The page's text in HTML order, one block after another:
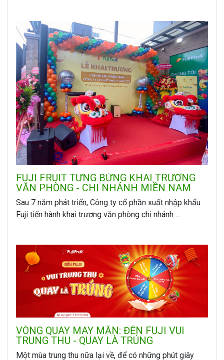
FUJI FRUIT TƯNG BỪNG KHAI TRƯƠNG
VĂN PHÒNG - CHI NHÁNH MIỀN NAM
Sau 7 năm phát triển, Công ty cổ phần xuất nhập khẩu
Fuji tiến hành khai trương văn phòng chi nhánh ...
VÒNG QUAY MAY MẮN: ĐẾN FUJI VUI
TRUNG THU - QUAY LÀ TRÚNG
Một mùa trung thu nữa lại về, để có những phút giây